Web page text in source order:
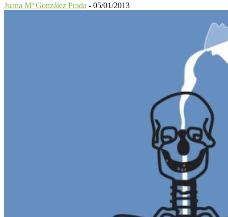
Juana Mª González Prada - 05/01/2013